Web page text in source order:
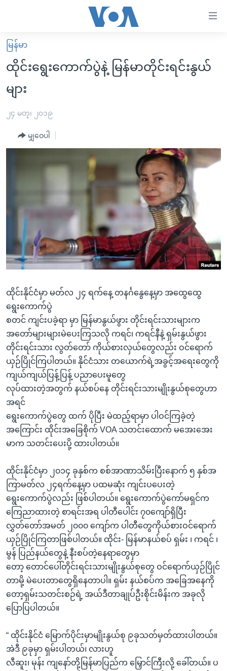
လွယ်ကူ
စေ
Link
များ
အကြောင်းအရာ
ပင်မ
စာမျက်နှာ
သို့
ကျော်
ကြည့်
နေရာ
ကျော်
မူလစာမျက်နှာ
မြန်မာ
ကမ္ဘာ့သတင်းများ
ရပ်ဝန်းတခု လမ်းတခု အလွန်
ရုပ်ရှင်ထဲက အင်္ဂလိပ်စာ
သုတပဒေသာ အင်္ဂလိပ်စာ
တီဗွီ
ရေဒီယိုနှင့်ရုပ်သံ အချက်အလက်များ
ရေဒီယို/တီဗွီအစီအစဉ်
Learning English
ဗွီအိုအေ လူမှုကွန်ယက်များ
ဘာသာစကားများ
မြန်မာ
ထိုင်းရွေးကောက်ပွဲနဲ့ မြန်မာတိုင်းရင်းနွယ်
များ
၂၄ မတ္၊ ၂၀၁၉
မျှဝေပါ
ထိုင်းနိုင်ငံမှာ မတ်လ ၂၄ ရက်နေ့ တနင်္ဂနွေနေ့မှာ အထွေထွေ
ရွေးကောက်ပွဲ
စတင် ကျင်းပခဲ့ရာ မှာ မြန်မာနွယ်ဖွား တိုင်းရင်းသားများက
အတော်များများမဲပေးကြသလို ကရင်၊ ကရင်နီနဲ့ ရှမ်းနွယ်ဖွား
တိုင်းရင်းသား လွတ်တော် ကိုယ်စားလှယ်တွေလည်း ဝင်ရောက်
ယှဉ်ပြိုင်ကြပါတယ်။ နိုင်ငံသား တယောက်ရဲ့အခွင့်အရေးတွေကို
ကျယ်ကျယ်ပြန့်ပြန့် ပညာပေးမူတွေ
လုပ်ထားတဲ့အတွက် နယ်စပ်နေ တိုင်းရင်းသားမျိုးနွယ်စုတွေဟာ
အရင်
ရွေးကောက်ပွဲတွေ ထက် ပိုပြီး မဲထည့်ရာမှာ ပါဝင်ကြခဲ့တဲ့
အကြောင်း ထိုင်းအခြေစိုက် VOA သတင်းထောက် မအေးအေး
မာက သတင်းပေးပို့ ထားပါတယ်။
ထိုင်းနိုင်ငံမှာ ၂၀၁၄ ခုနှစ်က စစ်အာဏာသိမ်းပြီးနောက် ၅ နှစ်အ
ကြာမတ်လ ၂၄ရက်နေ့မှာ ပထမဆုံး ကျင်းပပေးတဲ့
ရွေးကောက်ပွဲလည်း ဖြစ်ပါတယ်။ ရွေးကောက်ပွဲကော်မရှင်က
ကြေညာထားတဲ့ စာရင်းအရ ပါတီပေါင်း ၇၀ကျော်ရှိပြီး
လွှတ်တော်အမတ် ၂၀၀၀ ကျော်က ပါတီတွေကိုယ်စားဝင်ရောက်
ယှဉ်ပြိုင်ကြတာဖြစ်ပါတယ်။ ထိုင်း- မြန်မာနယ်စပ် ရှမ်း ၊ ကရင် ၊
မွန် ပြည်နယ်တွေနဲ့ နီးစပ်တဲ့နေရာတွေမှာ
တော့ တောင်ပေါ်တိုင်းရင်းသားမျိုးနွယ်စုတွေ ဝင်ရောက်ယှဉ်ပြိုင်
တာမို့ မဲပေးတာတွေရှိနေတာပါ။ ရှမ်း နယ်စပ်က အခြေအနေကို
တော့ရှမ်းသတင်းစဉ်ရဲ့ အယ်ဒီတာချုပ်ဦးစိုင်းမိန်းက အခုလို
ပြောပြပါတယ်။
“ ထိုင်းနိုင်ငံ မြောက်ပိုင်းမှာမျိုးနွယ်စု ၉ခုသတ်မှတ်ထားပါတယ်။
အဲဒီ ၉ခုမှာ ရှမ်းပါတယ်၊ လားဟူ
လီဆူး၊ မုန်း ကျနော်တို့မြန်မာပြည်က မြှောင်ကြီးလို့ ခေါ်တယ်။ ပ